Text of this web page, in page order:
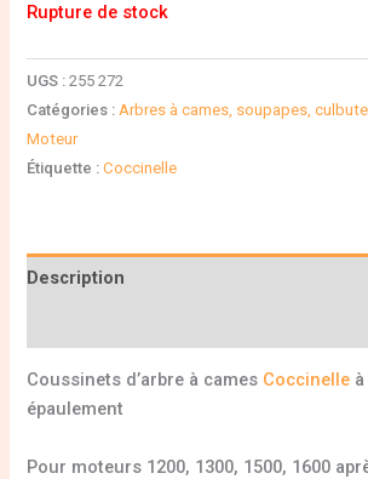
Rupture de stock
UGS :255 272
Catégories :Arbres à cames, soupapes,
Moteur
Étiquette :Coccinelle
Description
Coussinets d’arbre à cames Coccinelle
épaulement
Pour moteurs 1200, 1300, 1500, 1600